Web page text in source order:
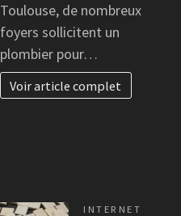
Toulouse, de nombreux
foyers sollicitent un
plombier pour…
Voir article complet
INTERNET